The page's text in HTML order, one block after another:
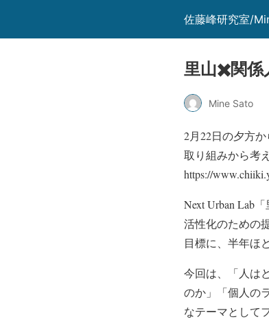
佐藤峰研究室/
里山✖️関係
Mine Sato
2月22日の夕方
取り組みから考
https://
Next Urban Lab
活性化のための
目標に、半年ほ
今回は、「人は
のか」「個人の
なテーマとして